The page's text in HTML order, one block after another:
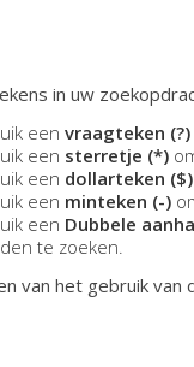
in uw
een vraagteken (?)
een sterretje (*)
een dollarteken ($)
een minteken (-)
een Dubbele
te zoeken.
van het gebruik